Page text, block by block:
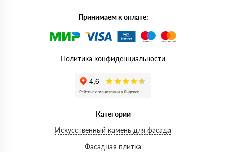
Принимаем к оплате:
Политика конфиденциальности
Категории
Искусственный камень для фасада
Фасадная плитка